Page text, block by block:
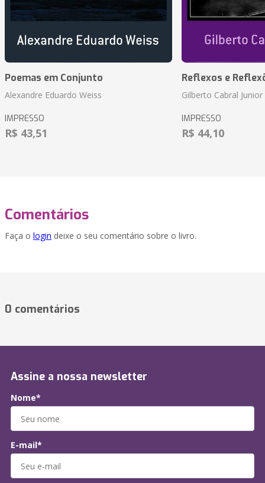
Poemas em Conjunto
Alexandre Eduardo Weiss
IMPRESSO
R$ 43,51
Reflexos e
Gilberto Cabral Junior
IMPRESSO
R$ 44,10
Comentários
Faça o login deixe o seu comentário sobre o livro.
0 comentários
Assine a nossa newsletter
Nome*
E-mail*